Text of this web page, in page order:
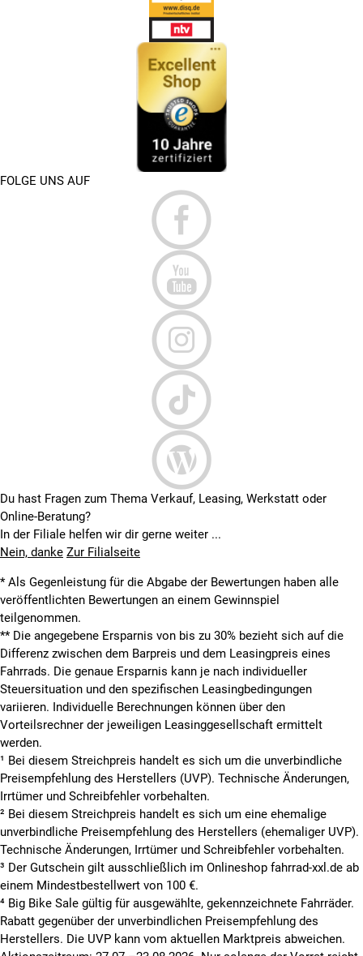
FOLGE UNS AUF
Du hast Fragen zum Thema Verkauf, Leasing, Werkstatt oder
Online-Beratung?
In der Filiale helfen wir dir gerne weiter ...
Nein, danke Zur Filialseite
* Als Gegenleistung für die Abgabe der Bewertungen haben alle
veröffentlichten Bewertungen an einem Gewinnspiel
teilgenommen.
** Die angegebene Ersparnis von bis zu 30% bezieht sich auf die
Differenz zwischen dem Barpreis und dem Leasingpreis eines
Fahrrads. Die genaue Ersparnis kann je nach individueller
Steuersituation und den spezifischen Leasingbedingungen
variieren. Individuelle Berechnungen können über den
Vorteilsrechner der jeweiligen Leasinggesellschaft ermittelt
werden.
¹ Bei diesem Streichpreis handelt es sich um die unverbindliche
Preisempfehlung des Herstellers (UVP). Technische Änderungen,
Irrtümer und Schreibfehler vorbehalten.
² Bei diesem Streichpreis handelt es sich um eine ehemalige
unverbindliche Preisempfehlung des Herstellers (ehemaliger UVP).
Technische Änderungen, Irrtümer und Schreibfehler vorbehalten.
³ Der Gutschein gilt ausschließlich im Onlineshop fahrrad-xxl.de ab
einem Mindestbestellwert von 100 €.
⁴ Big Bike Sale gültig für ausgewählte, gekennzeichnete Fahrräder.
Rabatt gegenüber der unverbindlichen Preisempfehlung des
Herstellers. Die UVP kann vom aktuellen Marktpreis abweichen.